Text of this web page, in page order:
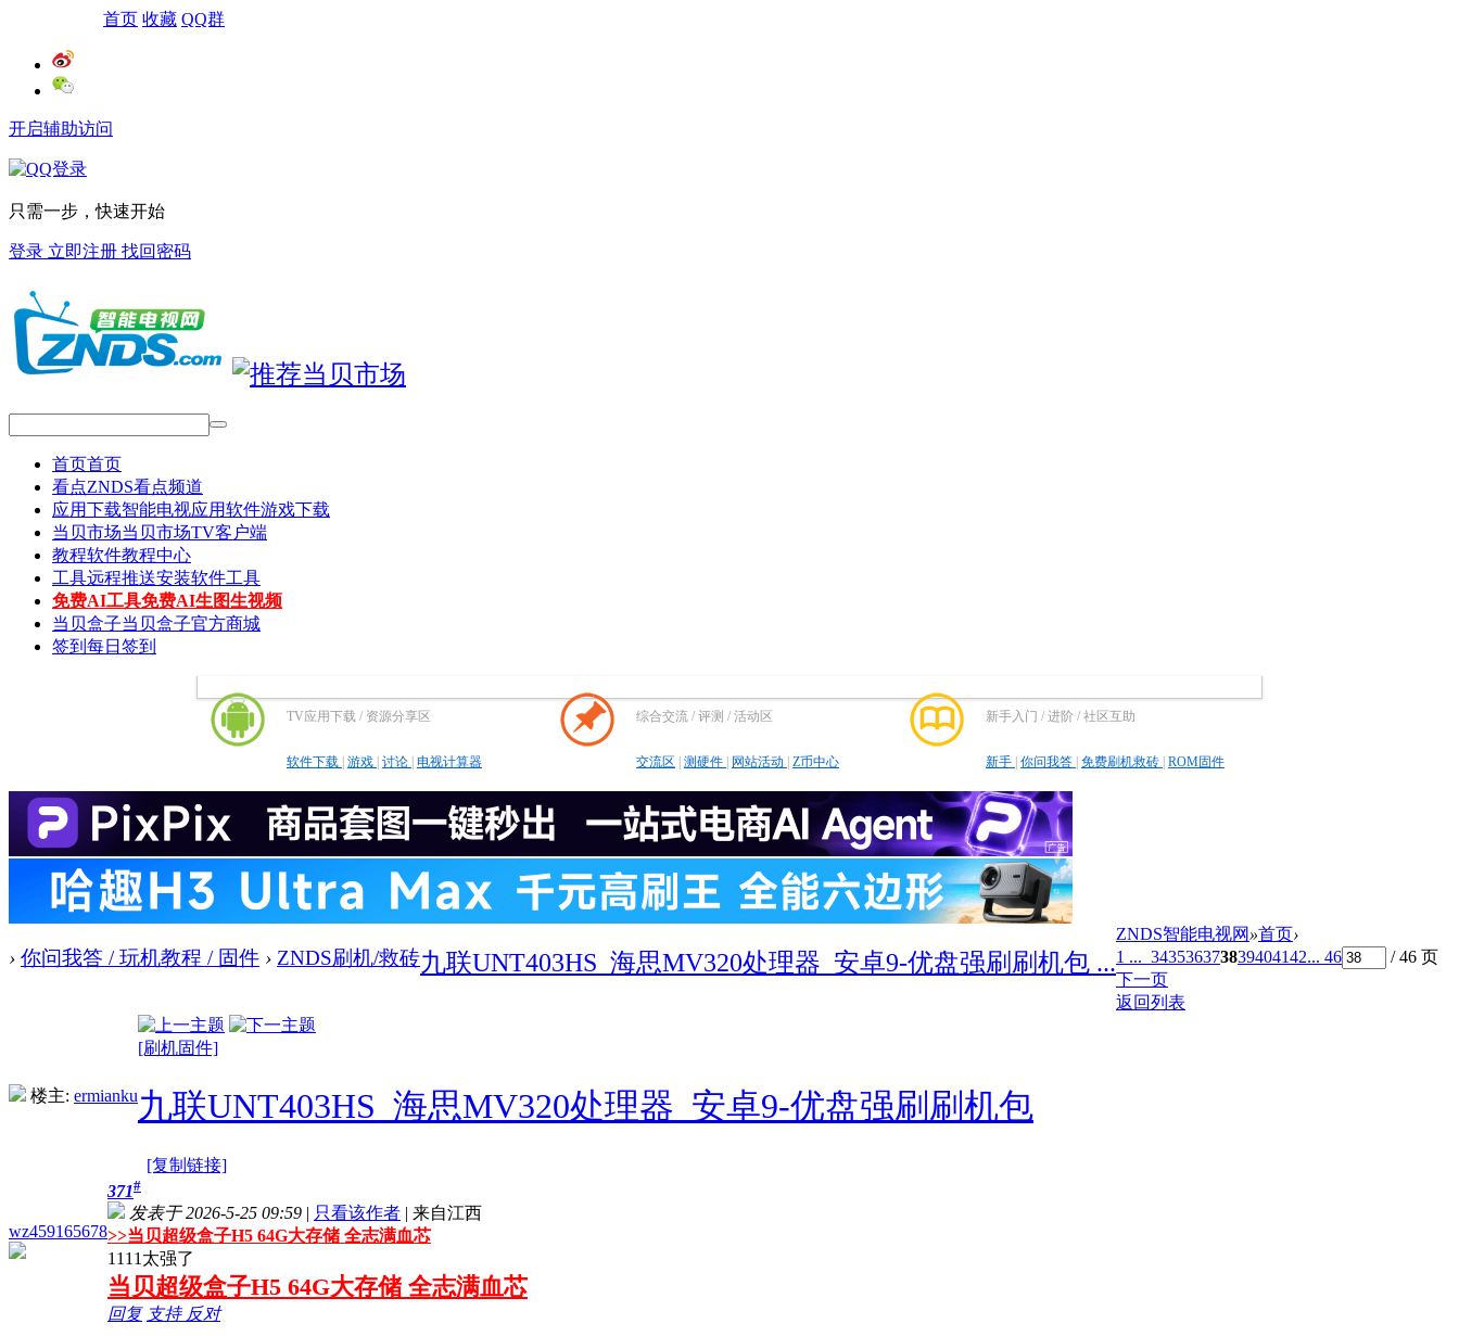
首页 收藏 QQ群
开启辅助访问
只需一步，快速开始
登录 立即注册 找回密码
首页首页
看点ZNDS看点频道
应用下载智能电视应用软件游戏下载
当贝市场当贝市场TV客户端
教程软件教程中心
工具远程推送安装软件工具
免费AI工具免费AI生图生视频
当贝盒子当贝盒子官方商城
签到 每日签到
TV应用下载 / 资源分享区
软件下载 | 游戏 | 讨论 | 电视计算器
综合交流 / 评测 / 活动区
交流区 | 测硬件 | 网站活动 | Z币中心
新手入门 / 进阶 / 社区互助
新手 | 你问我答 | 免费刷机救砖 | ROM固件
ZNDS智能电视网 »首页
› 你问我答 / 玩机教程 / 固件 › ZNDS刷机/救砖
›
九联UNT403HS_海思MV320处理器_安卓9-优盘强刷刷机包 ...1 ... 343536373839404142... 46
/ 46 页
下一页
返回列表
楼主: ermianku
[刷机固件]
九联UNT403HS_海思MV320处理器_安卓9-优盘强刷刷机包
[复制链接]
wz459165678
371#
发表于 2026-5-25 09:59 | 只看该作者 | 来自江西
>>当贝超级盒子H5 64G大存储 全志满血芯
1111太强了
当贝超级盒子H5 64G大存储 全志满血芯
回复 支持 反对